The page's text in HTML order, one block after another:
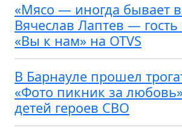
«Мясо — иногда бывает в
Вячеслав Лаптев —
«Вы к нам» на OTVS
В Барнауле прошел
«Фото пикник за
детей героев СВО